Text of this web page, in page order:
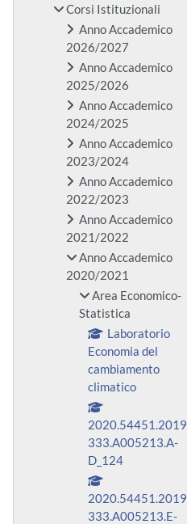
Corsi Istituzionali
Anno Accademico
2026/2027
Anno Accademico
2025/2026
Anno Accademico
2024/2025
Anno Accademico
2023/2024
Anno Accademico
2022/2023
Anno Accademico
2021/2022
Anno Accademico
2020/2021
Area Economico-
Statistica
Laboratorio
Economia del
cambiamento
climatico
2020.54451.2019.
333.A005213.A-
D_124
2020.54451.2019.
333.A005213.E-